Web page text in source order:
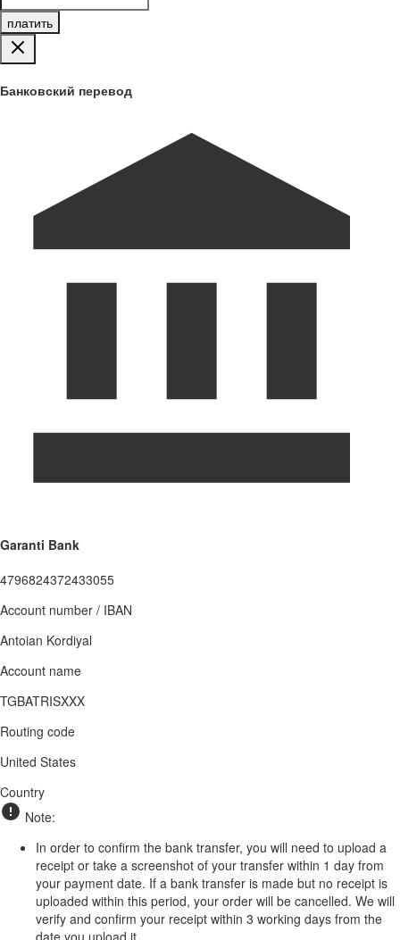
платить
Банковский перевод
Garanti Bank
4796824372433055
Account number / IBAN
Antoian Kordiyal
Account name
TGBATRISXXX
Routing code
United States
Country
Note:
In order to confirm the bank transfer, you will need to upload a
receipt or take a screenshot of your transfer within 1 day from
your payment date. If a bank transfer is made but no receipt is
uploaded within this period, your order will be cancelled. We will
verify and confirm your receipt within 3 working days from the
date you upload it.